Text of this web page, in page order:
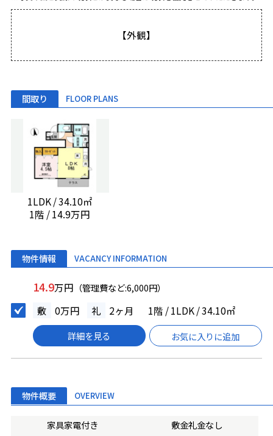
【外観】
間取り FLOOR PLANS
1LDK / 34.10㎡
1階 / 14.9万円
物件情報 VACANCY INFORMATION
14.9万円 （管理費など:6,000円）
敷 0万円 礼 2ヶ月 1階 / 1LDK / 34.10㎡
詳細を見る お気に入りに追加
物件概要 OVERVIEW
家具家電付き
敷金礼金なし